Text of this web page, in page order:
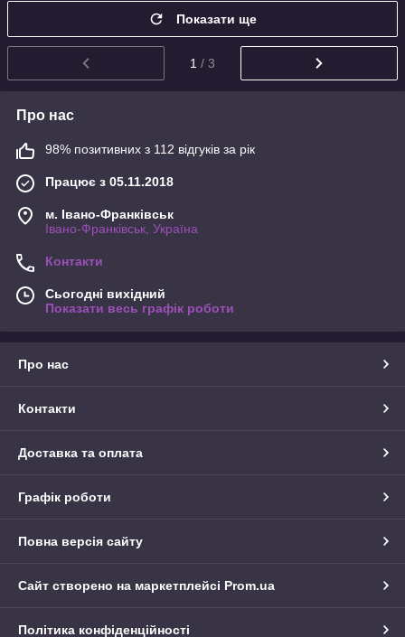
Показати ще
1 / 3
Про нас
98% позитивних з 112 відгуків за рік
Працює з 05.11.2018
м. Івано-Франківськ
Івано-Франківськ, Україна
Контакти
Сьогодні вихідний
Показати весь графік роботи
Про нас
Контакти
Доставка та оплата
Графік роботи
Повна версія сайту
Сайт створено на маркетплейсі Prom.ua
Політика конфіденційності